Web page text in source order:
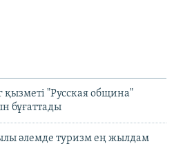
қызметі "Русская община"
бұғаттады
әлемде туризм ең жылдам